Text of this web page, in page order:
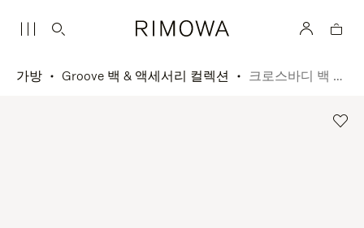
가방 Groove 백 & 액세서리 컬렉션 크로스바디 백 스몰